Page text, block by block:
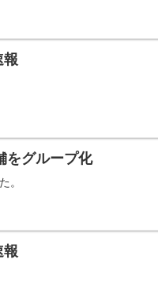
をグループ化
。